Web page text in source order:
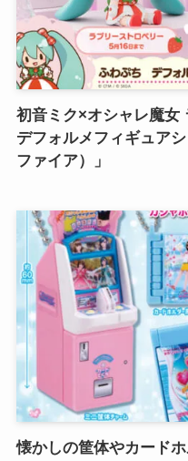
初音ミク×オシャレ魔
デフォルメフィギュア
ファイア）」
懐かしの筐体やカード